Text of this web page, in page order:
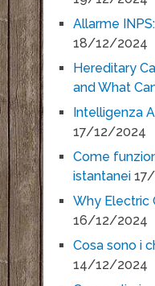
Allarme
18/12/2024
Hereditary
and What
Intelligenza
17/12/2024
Come
istantanei
Why Electric
16/12/2024
Cosa sono i
14/12/2024